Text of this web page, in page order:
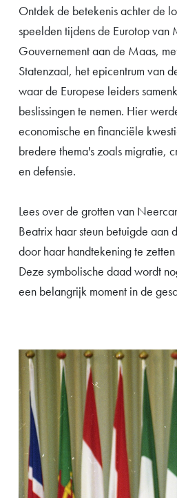
Ontdek de betekenis achter de
speelden tijdens de Eurotop van
Gouvernement aan de Maas,
Statenzaal, het epicentrum van
waar de Europese leiders
beslissingen te nemen. Hier
economische en financiële
bredere thema's zoals migratie,
en defensie.
Lees over de grotten van
Beatrix haar steun betuigde aan
door haar handtekening te
Deze symbolische daad wordt
een belangrijk moment in de